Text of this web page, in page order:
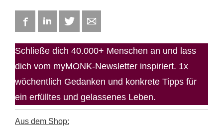
FacebookLinkedIn Twitter
Schließe dich 40.000+ Menschen an und lass
dich vom myMONK-Newsletter inspiriert. 1x
wöchentlich Gedanken und konkrete Tipps für
ein erfülltes und gelassenes Leben.
Aus dem Shop: